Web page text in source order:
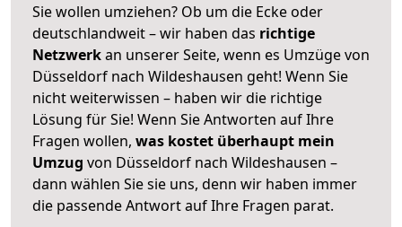
Sie wollen umziehen? Ob um die Ecke oder
deutschlandweit – wir haben das richtige
Netzwerkan unserer Seite, wenn es Umzüge von
Düsseldorf nach Wildeshausen geht! Wenn Sie
nicht weiterwissen – haben wir die richtige
Lösung für Sie! Wenn Sie Antworten auf Ihre
Fragen wollen, was kostet überhaupt mein
Umzug von Düsseldorf nach Wildeshausen –
dann wählen Sie sie uns, denn wir haben immer
die passende Antwort auf Ihre Fragen parat.